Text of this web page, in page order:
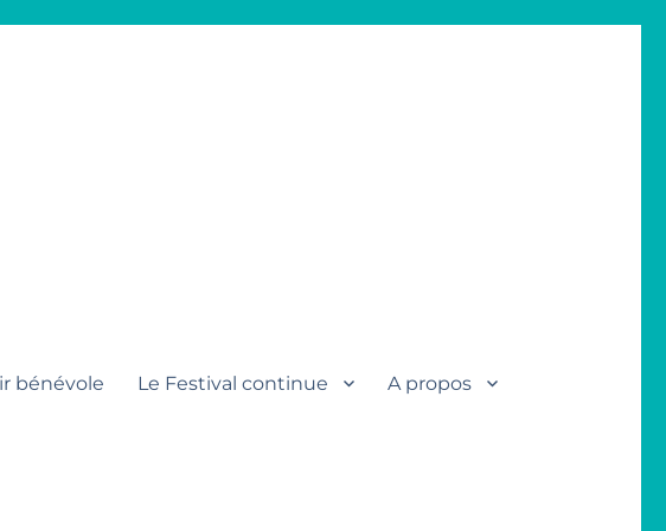
bénévole Le Festival continue A propos